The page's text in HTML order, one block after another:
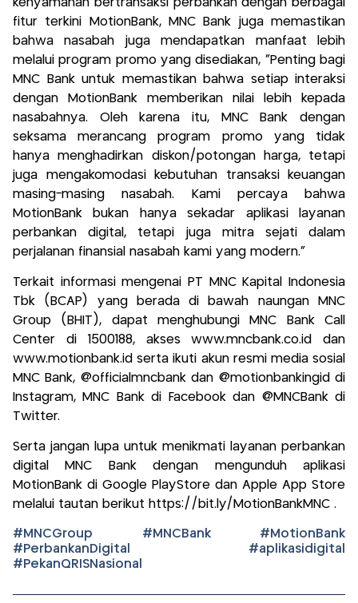
kenyamanan bertransaksi perbankan dengan berbagai
fitur terkini MotionBank, MNC Bank juga memastikan
bahwa nasabah juga mendapatkan manfaat lebih
melalui program promo yang disediakan, “Penting bagi
MNC Bank untuk memastikan bahwa setiap interaksi
dengan MotionBank memberikan nilai lebih kepada
nasabahnya. Oleh karena itu, MNC Bank dengan
seksama merancang program promo yang tidak
hanya menghadirkan diskon/potongan harga, tetapi
juga mengakomodasi kebutuhan transaksi keuangan
masing-masing nasabah. Kami percaya bahwa
MotionBank bukan hanya sekadar aplikasi layanan
perbankan digital, tetapi juga mitra sejati dalam
perjalanan finansial nasabah kami yang modern.”
Terkait informasi mengenai PT MNC Kapital Indonesia
Tbk (BCAP) yang berada di bawah naungan MNC
Group (BHIT), dapat menghubungi MNC Bank Call
Center di 1500188, akses www.mncbank.co.id dan
www.motionbank.id serta ikuti akun resmi media sosial
MNC Bank, @officialmncbank dan @motionbankingid di
Instagram, MNC Bank di Facebook dan @MNCBank di
Twitter.
Serta jangan lupa untuk menikmati layanan perbankan
digital MNC Bank dengan mengunduh aplikasi
MotionBank di Google PlayStore dan Apple App Store
melalui tautan berikut https://bit.ly/MotionBankMNC .
#MNCGroup #MNCBank #MotionBank
#PerbankanDigital #aplikasidigital
#PekanQRISNasional